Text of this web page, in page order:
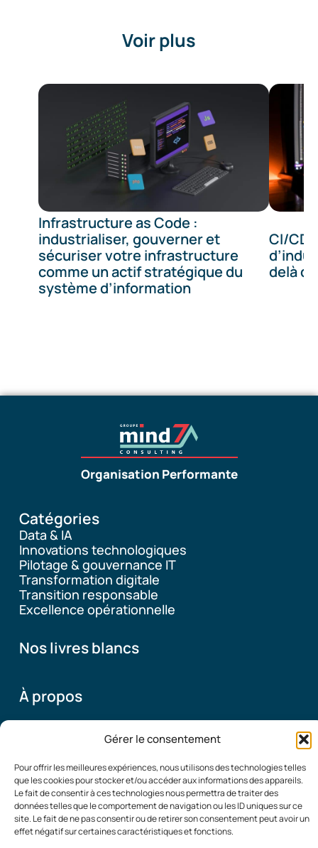
Gérer le consentement
Pour offrir les meilleures expériences, nous utilisons des technologies telles
que les cookies pour stocker et/ou accéder aux informations des appareils.
Le fait de consentir à ces technologies nous permettra de traiter des
données telles que le comportement de navigation ou les ID uniques sur ce
site. Le fait de ne pas consentir ou de retirer son consentement peut avoir un
effet négatif sur certaines caractéristiques et fonctions.
Voir plus
Infrastructure as Code :
industrialiser, gouverner et
sécuriser votre infrastructure
comme un actif stratégique du
système d’information
CI/CD
delà
Organisation Performante
Catégories
Data & IA
Innovations technologiques
Pilotage & gouvernance IT
Transformation digitale
Transition responsable
Excellence opérationnelle
Nos livres blancs
À propos
Pourquoi ce blog
Mentions Légales|Politique de confidentialité|
Contact
© 2026
Organisation